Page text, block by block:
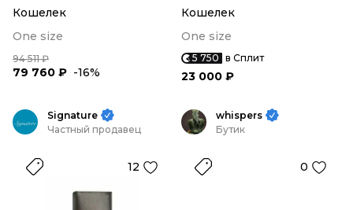
Кошелек
One size
94 511 ₽
79 760 ₽ -16%
Кошелек
One size
5 750 в Сплит
23 000 ₽
Signature
Частный продавец
12
whispers
Бутик
0